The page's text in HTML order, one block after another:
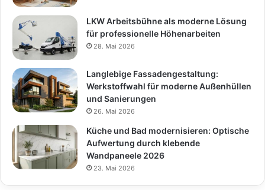
LKW Arbeitsbühne als moderne Lösung
für professionelle Höhenarbeiten
28. Mai 2026
Langlebige Fassadengestaltung:
Werkstoffwahl für moderne Außenhüllen
und Sanierungen
26. Mai 2026
Küche und Bad modernisieren: Optische
Aufwertung durch klebende
Wandpaneele 2026
23. Mai 2026